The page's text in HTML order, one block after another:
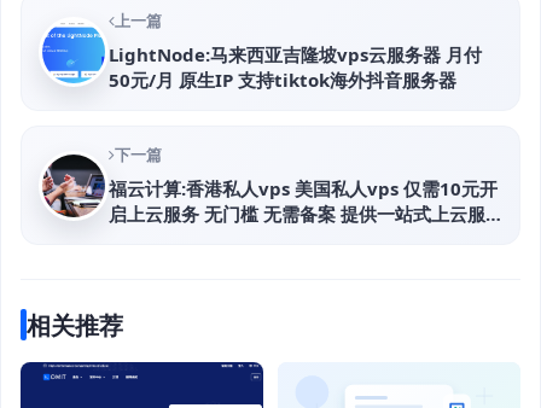
上一篇
LightNode:马来西亚吉隆坡vps云服务器 月付
50元/月 原生IP 支持tiktok海外抖音服务器
下一篇
福云计算:香港私人vps 美国私人vps 仅需10元开
启上云服务 无门槛 无需备案 提供一站式上云服
相关推荐